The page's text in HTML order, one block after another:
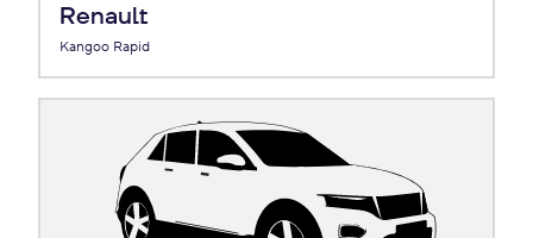
Renault
Kangoo Rapid